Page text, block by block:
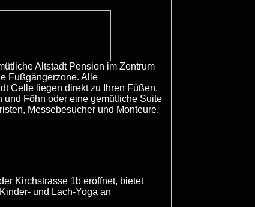
Altstadt Pension im Zentrum
Fußgängerzone. Alle
Celle liegen direkt zu Ihren Füßen.
Föhn oder eine gemütliche Suite
Messebesucher und Monteure.
Kirchstrasse 1b eröffnet, bietet
und Lach-Yoga an